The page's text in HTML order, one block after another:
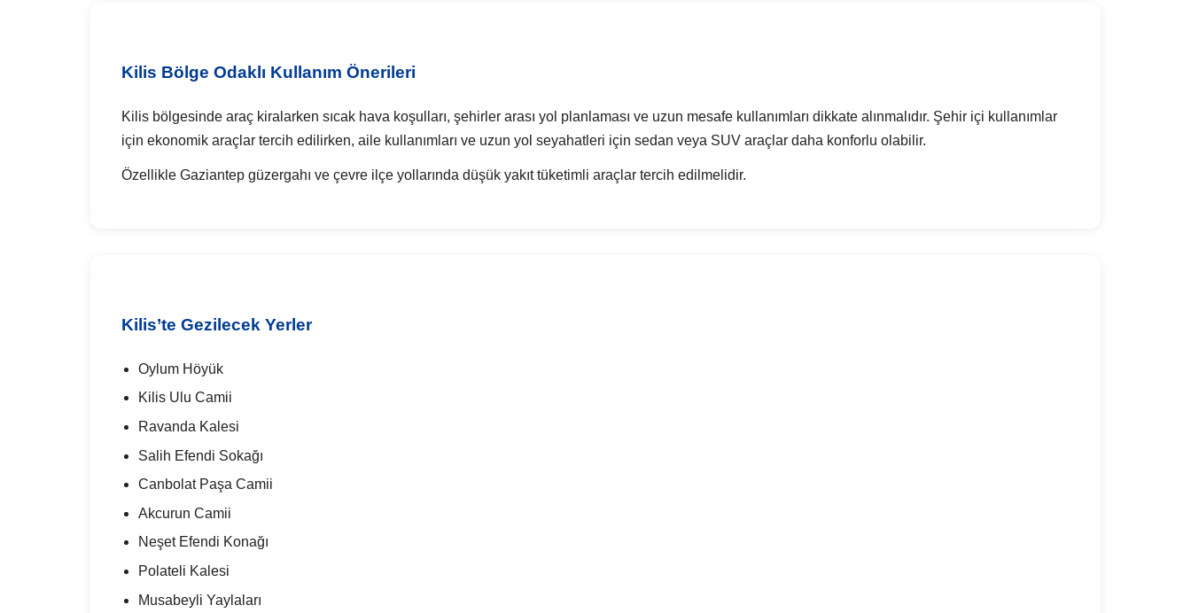
Kilis Bölge Odaklı Kullanım Önerileri
Kilis bölgesinde araç kiralarken sıcak hava koşulları, şehirler arası yol planlaması ve uzun mesafe kullanımları dikkate alınmalıdır. Şehir içi kullanımlar
için ekonomik araçlar tercih edilirken, aile kullanımları ve uzun yol seyahatleri için sedan veya SUV araçlar daha konforlu olabilir.
Özellikle Gaziantep güzergahı ve çevre ilçe yollarında düşük yakıt tüketimli araçlar tercih edilmelidir.
Kilis’te Gezilecek Yerler
Oylum Höyük
Kilis Ulu Camii
Ravanda Kalesi
Salih Efendi Sokağı
Canbolat Paşa Camii
Akcurun Camii
Neşet Efendi Konağı
Polateli Kalesi
Musabeyli Yaylaları